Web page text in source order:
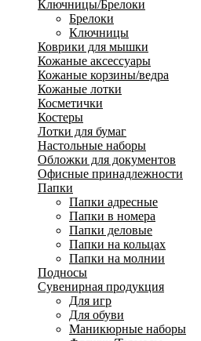
Ключницы/Брелоки
Брелоки
Ключницы
Коврики для мышки
Кожаные аксессуары
Кожаные корзины/ведра
Кожаные лотки
Косметички
Костеры
Лотки для бумаг
Настольные наборы
Обложки для документов
Офисные принадлежности
Папки
Папки адресные
Папки в номера
Папки деловые
Папки на кольцах
Папки на молнии
Подносы
Сувенирная продукция
Для игр
Для обуви
Маникюрные наборы